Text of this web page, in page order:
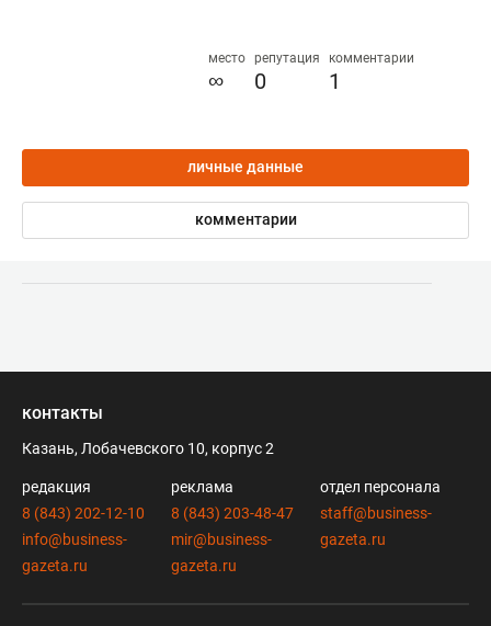
место
∞
репутация
0
комментарии
1
личные данные
комментарии
контакты
Казань, Лобачевского 10, корпус 2
редакция
8 (843) 202-12-10
info@business-
gazeta.ru
реклама
8 (843) 203-48-47
mir@business-
gazeta.ru
отдел персонала
staff@business-
gazeta.ru